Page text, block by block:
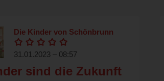
Die Kinder von Schönbrunn
31.01.2023 – 08:57
sind die Zukunft